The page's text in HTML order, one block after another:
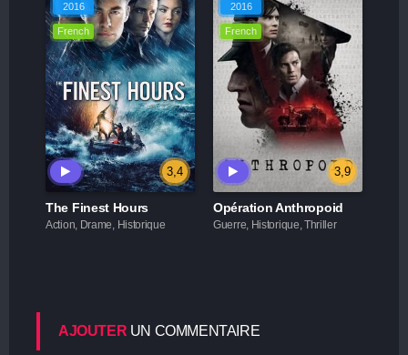
2016
French
3,4
The Finest Hours
Action, Drame, Historique
2016
French
3,9
Opération Anthropoid
Guerre, Historique, Thriller
AJOUTER UN COMMENTAIRE